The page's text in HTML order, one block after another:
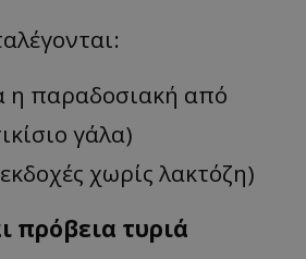
η παραδοσιακή από
γάλα)
εκδοχές χωρίς λακτόζη)
πρόβεια τυριά